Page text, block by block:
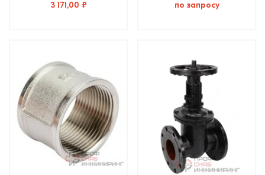
3 171,00 ₽
по запросу